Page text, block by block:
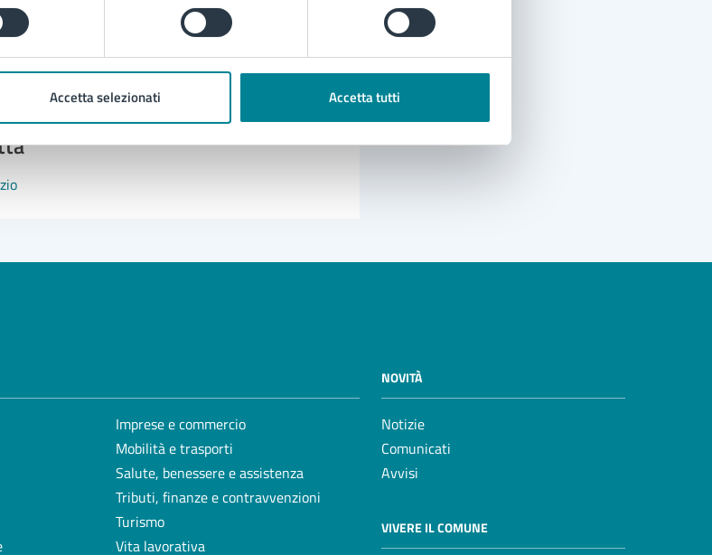
Accetta selezionati Accetta tutti
frequenti
Imprese e commercio
Mobilità e trasporti
Salute, benessere e assistenza
Tributi, finanze e contravvenzioni
Turismo
Vita lavorativa
NOVITÀ
Notizie
Comunicati
Avvisi
VIVERE IL COMUNE